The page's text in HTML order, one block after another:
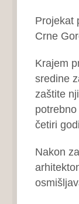
Projekat
Crne
Krajem
sredine
zaštite
četiri
Nakon